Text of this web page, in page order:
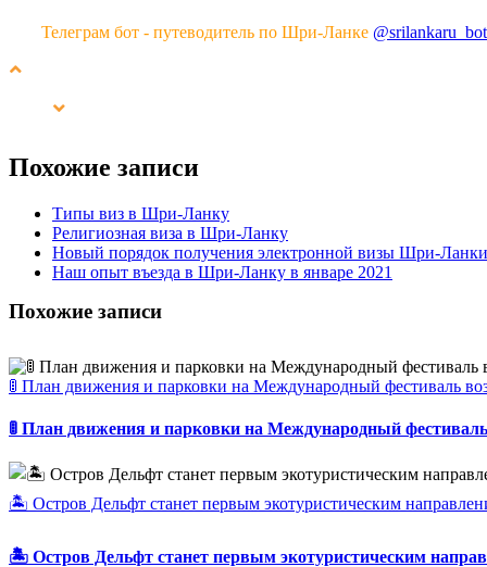
Телеграм бот - путеводитель по Шри-Ланке @srilankaru_bot
Похожие записи
Типы виз в Шри-Ланку
Религиозная виза в Шри-Ланку
Новый порядок получения электронной визы Шри-
Наш опыт въезда в Шри-Ланку в январе 2021
Похожие записи
🚦 План движения и парковки на Международный фестиваль
🚦 План движения и парковки на Международный
🏝️ Остров Дельфт станет первым экотуристическим
🏝️ Остров Дельфт станет первым экотуристическим